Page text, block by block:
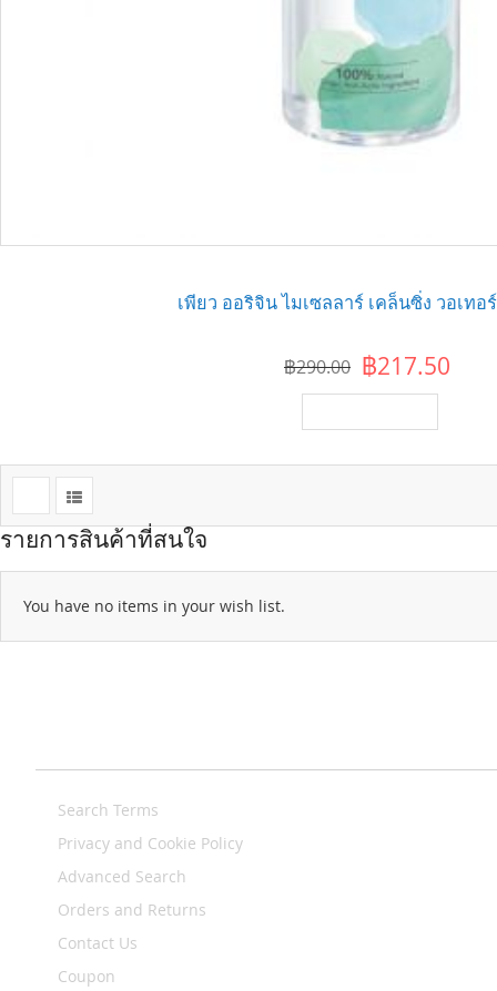
เพียว ออริจิน ไมเซลลาร์ เคล็นซิ่ง วอเทอ
฿217.50
฿290.00
รายการสินค้าที่สนใจ
You have no items in your wish list.
Search Terms
Privacy and Cookie Policy
Advanced Search
Orders and Returns
Contact Us
Coupon